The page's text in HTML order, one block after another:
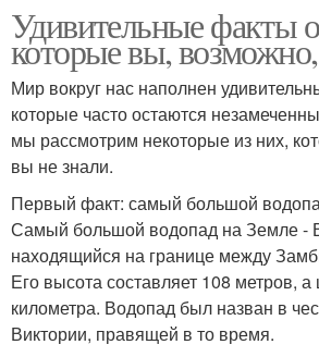
Удивительные факты
которые вы,
Мир вокруг нас наполнен
которые часто остаются
мы рассмотрим некоторые из них,
вы не знали.
Первый факт: самый большой
Самый большой водопад на Земле -
находящийся на границе между
Его высота составляет 108 метров,
километра. Водопад был назван в
Виктории, правящей в то время.